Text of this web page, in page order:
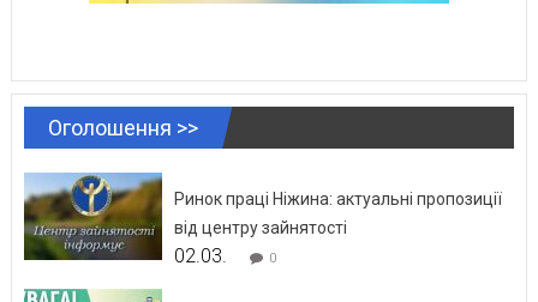
Оголошення >>
Ринок праці Ніжина: актуальні пропозиції
від центру зайнятості
02.03. 0